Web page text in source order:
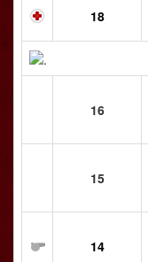
18
16
15
14